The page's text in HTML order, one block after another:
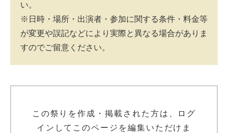
い。
※日時・場所・出演者・参加に関する条件・料金等
が変更や誤記などにより実際と異なる場合がありま
すのでご留意ください。
この祭りを作成・掲載された方は、ログ
インしてこのページを編集いただけま